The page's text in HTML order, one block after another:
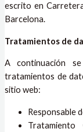
escrito en
Barcelona.
Tratamientos de
A continuación
tratamientos de
sitio web:
Responsable
Tratamiento